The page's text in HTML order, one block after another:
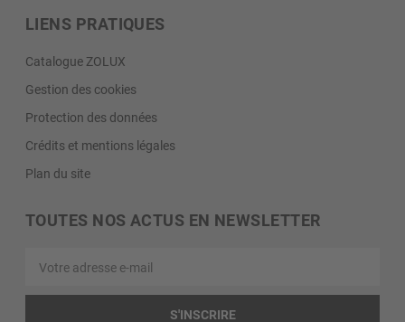
LIENS PRATIQUES
Catalogue ZOLUX
Gestion des cookies
Protection des données
Crédits et mentions légales
Plan du site
TOUTES NOS ACTUS EN NEWSLETTER
adresse
e-
S'INSCRIRE